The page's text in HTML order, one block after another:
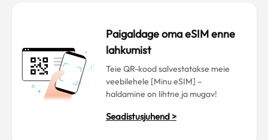
Paigaldage oma eSIM enne
lahkumist
Teie QR-kood salvestatakse meie
veebilehele [Minu eSIM] –
haldamine on lihtne ja mugav!
Seadistusjuhend >